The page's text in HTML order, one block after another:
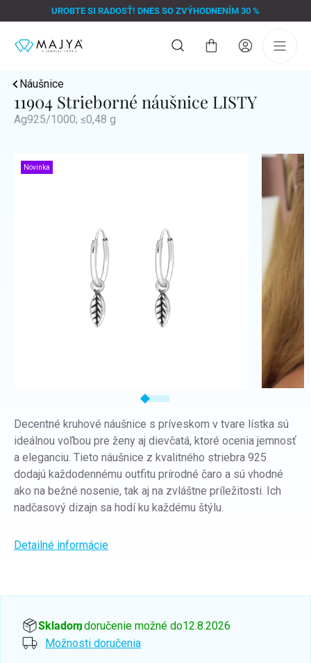
na
UROBTE SI RADOSŤ! DNES SO ZVÝHODNENÍM 30 %
Nákupný
Náušnice
11904 Strieborné náušnice LISTY
Ag925/1000; ≤0,48 g
Novinka
Decentné kruhové náušnice s príveskom v tvare lístka sú
ideálnou voľbou pre ženy aj dievčatá, ktoré ocenia jemnosť
a eleganciu. Tieto náušnice z kvalitného striebra 925
dodajú každodennému outfitu prírodné čaro a sú vhodné
ako na bežné nosenie, tak aj na zvláštne príležitosti. Ich
nadčasový dizajn sa hodí ku každému štýlu.
Detailné informácie
Skladom, doručenie možné do12.8.2026
Možnosti doručenia